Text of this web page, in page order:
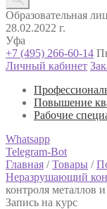
Образовательная
28.02.2022 г.
Уфа
+7 (495) 266-60-14
Личный кабинет
Повышение
Рабочие
Whatsapp
Telegram-Bot
Главная /Товары /
Неразрушающий
контроля металлов
Запись на курс